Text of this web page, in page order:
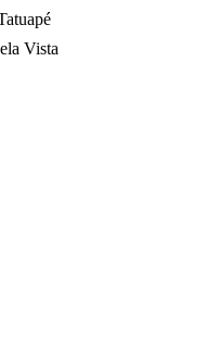
Vista